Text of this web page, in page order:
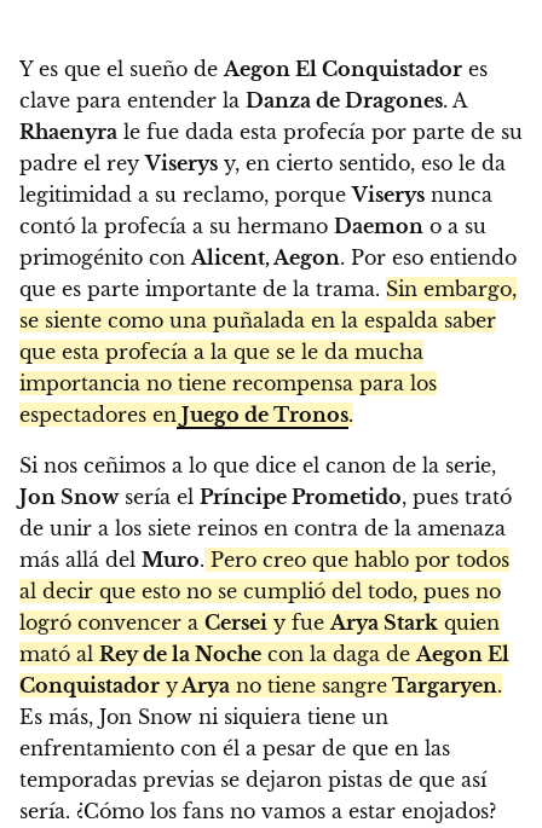
Y es que el sueño deAegon El Conquistador es
clave para entender la Danza de Dragones. A
Rhaenyra le fue dada esta profecía por parte de su
padre el reyViserys y, en cierto sentido, eso le da
legitimidad a su reclamo, porqueViserys nunca
contó la profecía a su hermano Daemon o a su
primogénito conAlicent, Aegon. Por eso entiendo
que es parte importante de la trama. Sin embargo,
se siente como una puñalada en la espalda saber
que esta profecía a la que se le da mucha
importancia no tiene recompensa para los
espectadores en Juego de Tronos.
Si nos ceñimos a lo que dice el canon de la serie,
Jon Snowsería el Príncipe Prometido, pues trató
de unir a los siete reinos en contra de la amenaza
más allá del Muro. Pero creo que hablo por todos
al decir que esto no se cumplió del todo, pues no
logró convencer a Cersei y fueArya Stark quien
mató al Rey de la Noche con la daga deAegon El
Conquistador yArya no tiene sangre Targaryen.
Es más, Jon Snow ni siquiera tiene un
enfrentamiento con él a pesar de que en las
temporadas previas se dejaron pistas de que así
sería. ¿Cómo los fans no vamos a estar enojados?